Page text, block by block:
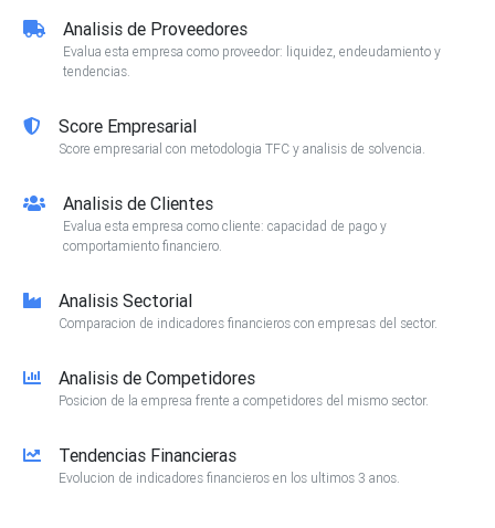
Analisis de Proveedores
Evalua esta empresa como proveedor: liquidez, endeudamiento y
tendencias.
Score Empresarial
Score empresarial con metodologia TFC y analisis de solvencia.
Analisis de Clientes
Evalua esta empresa como cliente: capacidad de pago y
comportamiento financiero.
Analisis Sectorial
Comparacion de indicadores financieros con empresas del sector.
Analisis de Competidores
Posicion de la empresa frente a competidores del mismo sector.
Tendencias Financieras
Evolucion de indicadores financieros en los ultimos 3 anos.